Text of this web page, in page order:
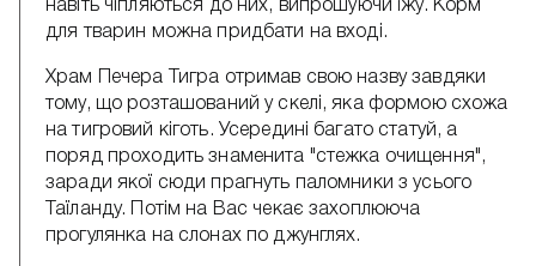
навіть чіпляються до них, випрошуючи їжу. Корм
для тварин можна придбати на вході.
Храм Печера Тигра отримав свою назву завдяки
тому, що розташований у скелі, яка формою схожа
на тигровий кіготь. Усередині багато статуй, а
поряд проходить знаменита "стежка очищення",
заради якої сюди прагнуть паломники з усього
Таїланду. Потім на Вас чекає захоплююча
прогулянка на слонах по джунглях.